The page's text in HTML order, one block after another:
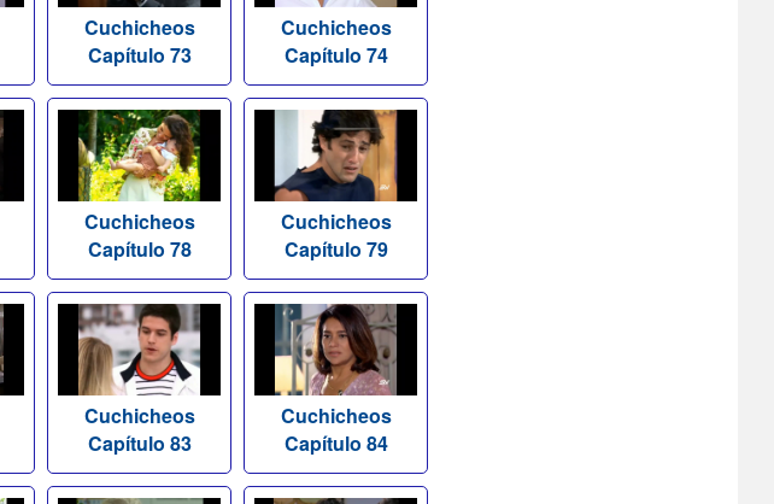
Cuchicheos
Capítulo 73
Cuchicheos
Capítulo 74
Cuchicheos
Capítulo 78
Cuchicheos
Capítulo 79
Cuchicheos
Capítulo 83
Cuchicheos
Capítulo 84